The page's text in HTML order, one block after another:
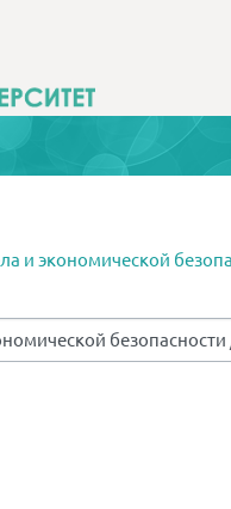
и экономической
索する